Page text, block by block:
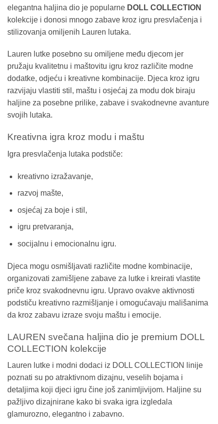
elegantna haljina dio je popularne DOLL COLLECTION
kolekcije i donosi mnogo zabave kroz igru presvlačenja i
stilizovanja omiljenih Lauren lutaka.
Lauren lutke posebno su omiljene među djecom jer
pružaju kvalitetnu i maštovitu igru kroz različite modne
dodatke, odjeću i kreativne kombinacije. Djeca kroz igru
razvijaju vlastiti stil, maštu i osjećaj za modu dok biraju
haljine za posebne prilike, zabave i svakodnevne avanture
svojih lutaka.
Kreativna igra kroz modu i maštu
Igra presvlačenja lutaka podstiče:
kreativno izražavanje,
razvoj mašte,
osjećaj za boje i stil,
igru pretvaranja,
socijalnu i emocionalnu igru.
Djeca mogu osmišljavati različite modne kombinacije,
organizovati zamišljene zabave za lutke i kreirati vlastite
priče kroz svakodnevnu igru. Upravo ovakve aktivnosti
podstiču kreativno razmišljanje i omogućavaju mališanima
da kroz zabavu izraze svoju maštu i emocije.
LAUREN svečana haljina dio je premium DOLL
COLLECTION kolekcije
Lauren lutke i modni dodaci iz DOLL COLLECTION linije
poznati su po atraktivnom dizajnu, veselih bojama i
detaljima koji djeci igru čine još zanimljivijom. Haljine su
pažljivo dizajnirane kako bi svaka igra izgledala
glamurozno, elegantno i zabavno.